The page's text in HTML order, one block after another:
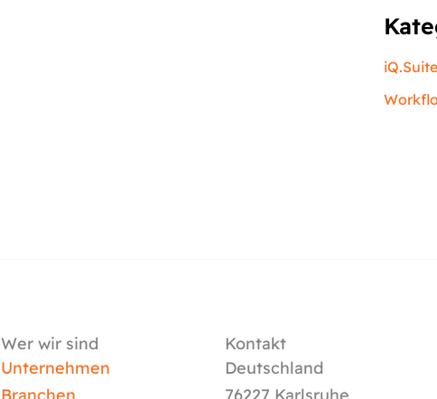
iQ.Suite
Wer wir sind
Unternehmen
Kontakt
Deutschland